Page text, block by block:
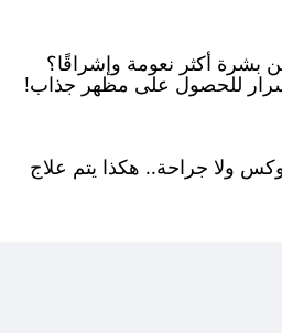
بشرة أكثر نعومة وإشراقًا؟
ولا جراحة.. هكذا يتم علاج